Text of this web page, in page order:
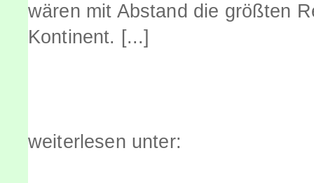
wären mit Abstand die größten
Kontinent. [...]
weiterlesen unter: